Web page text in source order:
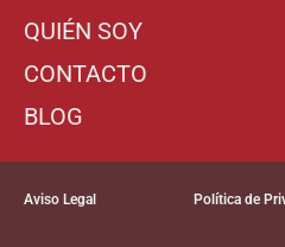
QUIÉN SOY
CONTACTO
BLOG
Aviso Legal Política de